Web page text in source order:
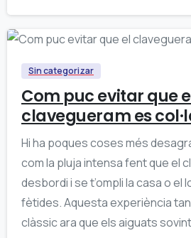
Sin categorizar
Com puc evitar que
clavegueram es
Hi ha poques coses més
com la pluja intensa fent que el
desbordi i se t’ompli la casa o el
fètides. Aquesta experiència
clàssic ara que els aiguats